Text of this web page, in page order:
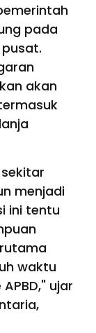
pada
akan
menjadi
ini tentu
waktu
ujar